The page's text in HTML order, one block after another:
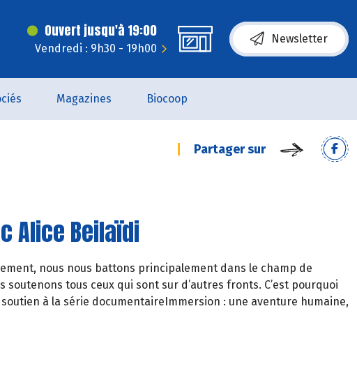
Ouvert jusqu'à 19:00
Vendredi : 9h30 - 19h00
Newsletter
Magazines Biocoop
Partager sur
Alice Beilaïdi
nous nous battons principalement dans le champ de
tous ceux qui sont sur d’autres fronts. C’est pourquoi
à la série documentaireImmersion : une aventure humaine,